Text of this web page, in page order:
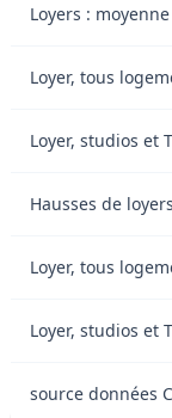
Loyers :
Loyer, tous
Loyer, studios et
Hausses de
Loyer, tous
Loyer, studios et
source données